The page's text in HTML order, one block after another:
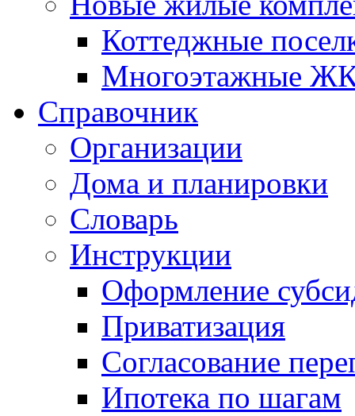
Коттеджные
Многоэтажные
Справочник
Организации
Дома и планировки
Словарь
Инструкции
Оформление
Приватизация
Согласование
Ипотека по шагам